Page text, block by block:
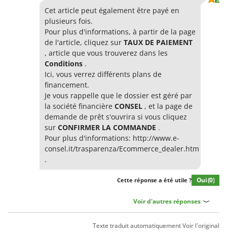
Cet article peut également être payé en
plusieurs fois.
Pour plus d'informations, à partir de la page
de l'article, cliquez sur TAUX DE PAIEMENT
, article que vous trouverez dans les
Conditions.
Ici, vous verrez différents plans de
financement.
Je vous rappelle que le dossier est géré par
la société financière CONSEL, et la page de
demande de prêt s'ouvrira si vous cliquez
sur CONFIRMER LA COMMANDE .
Pour plus d'informations: http://www.e-
consel.it/trasparenza/Ecommerce_dealer.htm
.
Cette réponse a été utile ? Oui(0)
Voir d'autres réponses
Texte traduit automatiquementVoir l'original